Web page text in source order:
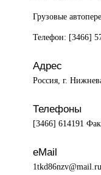
Грузовые
Телефон: [3466]
Адрес
Россия, г.
Телефоны
[3466] 614191
eMail
1tkd86nzv@mail.ru